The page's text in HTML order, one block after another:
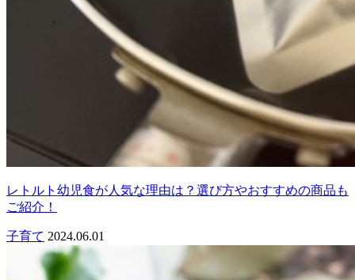
レトルト幼児食が人気な理由は？選び方やおすすめの商品も
ご紹介！
子育て 2024.06.01